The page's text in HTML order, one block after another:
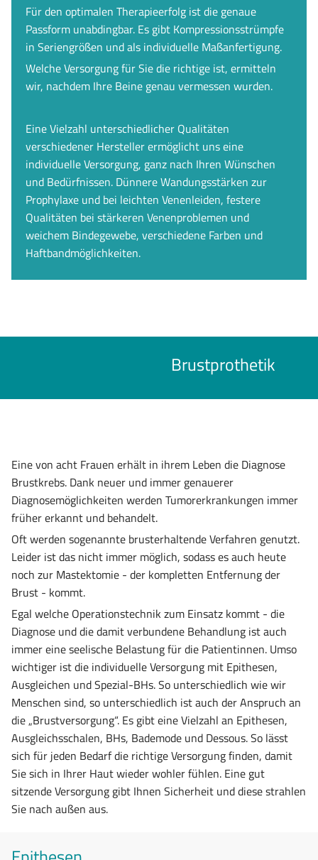
Für den optimalen Therapieerfolg ist die genaue
Passform unabdingbar. Es gibt Kompressionsstrümpfe
in Seriengrößen und als individuelle Maßanfertigung.
Welche Versorgung für Sie die richtige ist, ermitteln
wir, nachdem Ihre Beine genau vermessen wurden.
Eine Vielzahl unterschiedlicher Qualitäten
verschiedener Hersteller ermöglicht uns eine
individuelle Versorgung, ganz nach Ihren Wünschen
und Bedürfnissen. Dünnere Wandungsstärken zur
Prophylaxe und bei leichten Venenleiden, festere
Qualitäten bei stärkeren Venenproblemen und
weichem Bindegewebe, verschiedene Farben und
Haftbandmöglichkeiten.
Brustprothetik
Eine von acht Frauen erhält in ihrem Leben die Diagnose
Brustkrebs. Dank neuer und immer genauerer
Diagnosemöglichkeiten werden Tumorerkrankungen immer
früher erkannt und behandelt.
Oft werden sogenannte brusterhaltende Verfahren genutzt.
Leider ist das nicht immer möglich, sodass es auch heute
noch zur Mastektomie - der kompletten Entfernung der
Brust - kommt.
Egal welche Operationstechnik zum Einsatz kommt - die
Diagnose und die damit verbundene Behandlung ist auch
immer eine seelische Belastung für die Patientinnen. Umso
wichtiger ist die individuelle Versorgung mit Epithesen,
Ausgleichen und Spezial-BHs. So unterschiedlich wie wir
Menschen sind, so unterschiedlich ist auch der Anspruch an
die „Brustversorgung“. Es gibt eine Vielzahl an Epithesen,
Ausgleichsschalen, BHs, Bademode und Dessous. So lässt
sich für jeden Bedarf die richtige Versorgung finden, damit
Sie sich in Ihrer Haut wieder wohler fühlen. Eine gut
sitzende Versorgung gibt Ihnen Sicherheit und diese strahlen
Sie nach außen aus.